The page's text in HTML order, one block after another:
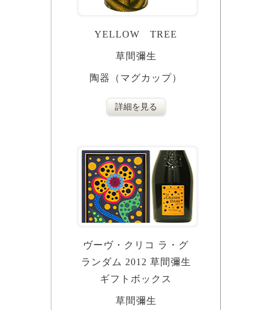
YELLOW TREE
草間彌生
陶器（マグカップ）
詳細を見る
ヴーヴ・クリコ ラ・グ
ランダム 2012 草間彌生
ギフトボックス
草間彌生